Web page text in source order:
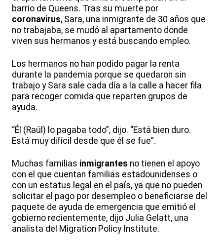
barrio de Queens. Tras su muerte por
coronavirus, Sara, una inmigrante de 30 años que
no trabajaba, se mudó al apartamento donde
viven sus hermanos y está buscando empleo.
Los hermanos no han podido pagar la renta
durante la pandemia porque se quedaron sin
trabajo y Sara sale cada día a la calle a hacer fila
para recoger comida que reparten grupos de
ayuda.
“Él (Raúl) lo pagaba todo”, dijo. “Está bien duro.
Está muy difícil desde que él se fue”.
Muchas familias inmigrantes no tienen el apoyo
con el que cuentan familias estadounidenses o
con un estatus legal en el país, ya que no pueden
solicitar el pago por desempleo o beneficiarse del
paquete de ayuda de emergencia que emitió el
gobierno recientemente, dijo Julia Gelatt, una
analista del Migration Policy Institute.